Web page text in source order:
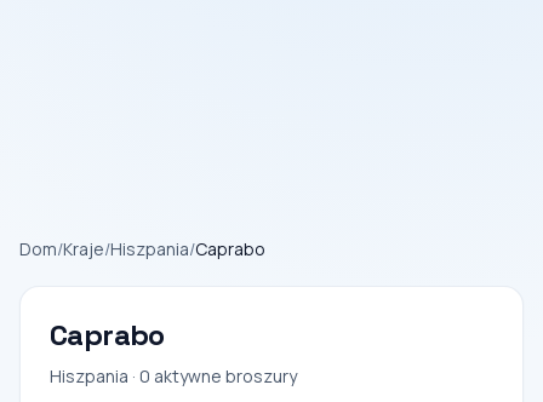
Dom/Kraje/Hiszpania/Caprabo
Caprabo
Hiszpania · 0 aktywne broszury